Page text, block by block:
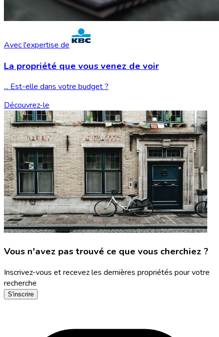
Avec l'expertise de
La propriété que vousvenez de voir
... Est-elle dans votre budget ?
Découvrez-le
Vous n'avez pas trouvé ce que vous cherchiez ?
Inscrivez-vous et recevez les dernières propriétés pour votre
recherche
S'inscrire